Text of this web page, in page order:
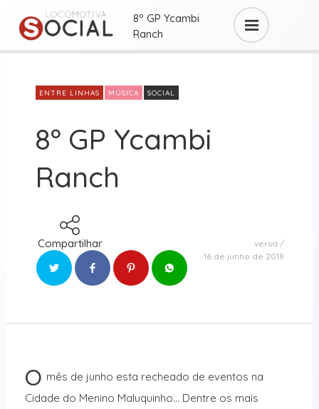
8º GP Ycambi
Ranch
ENTRE LINHAS MÚSICA SOCIAL
8º GP Ycambi
Ranch
Compartilhar
versa
16 de junho de 2018
O mês de junho esta recheado de eventos na
Cidade do Menino Maluquinho… Dentre os mais